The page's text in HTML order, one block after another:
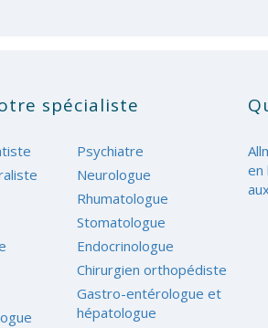
spécialiste
Psychiatre
Neurologue
Rhumatologue
Stomatologue
Endocrinologue
Chirurgien orthopédiste
Gastro-entérologue et
hépatologue
en